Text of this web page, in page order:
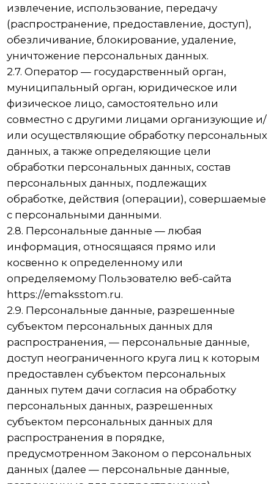
данных (далее — персональные данные,
разрешенные для распространения).
2.10. Пользователь — любой посетитель веб-
сайта https://emaksstom.ru.
2.11. Предоставление персональных данных —
действия, направленные на раскрытие
или определенному кругу лиц.
2.12. Распространение персональных данных —
персональных данных неопределенному кругу
лиц (передача персональных данных) или на
ознакомление с персональными данными
обнародование персональных данных в
средствах массовой информации, размещение
в информационно-телекоммуникационных
сетях или предоставление доступа к
персональным данным каким-либо иным
способом.
данных — передача персональных данных на
территорию иностранного государства органу
власти иностранного государства,
иностранному физическому или
иностранному юридическому лицу.
2.14. Уничтожение персональных данных —
персональные данные уничтожаются
безвозвратно с невозможностью дальнейшего
данных в информационной системе
персональных данных и/или уничтожаются
материальные носители персональных
3. Основные права и обязанности Оператора
— получать от субъекта персональных данных
достоверные информацию и/или документы,
содержащие персональные данные;